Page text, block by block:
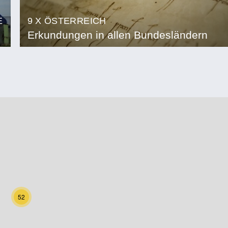
9 X ÖSTERREICH
Erkundungen in allen Bundesländern
52